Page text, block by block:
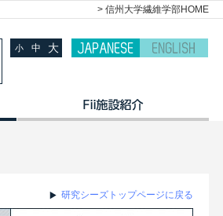
> 信州大学繊維学部HOME
小 中 大
研究シーズトップページに戻る